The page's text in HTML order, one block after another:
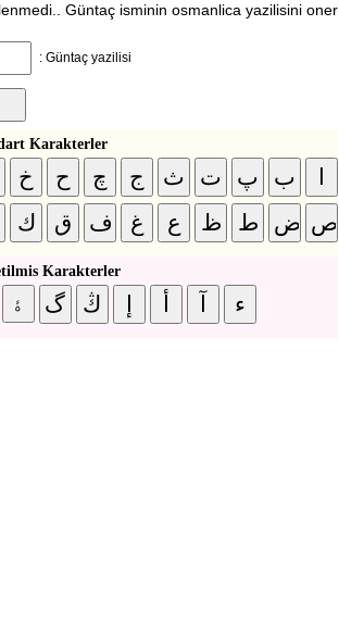
Güntaç isminin osmanlica yazilisini oner
Güntaç yazilisi :
Karakterler
Karakterler